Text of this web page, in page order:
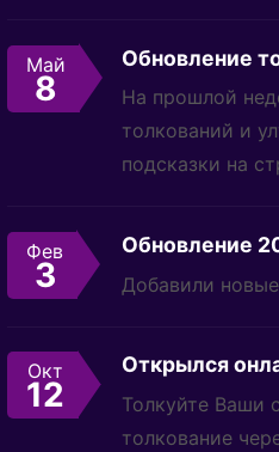
Май
8
Обновление
На прошлой
толкований и
подсказки на
Фев
3
Обновление
Добавили
Окт
12
Открылся
Толкуйте Ваши
толкование